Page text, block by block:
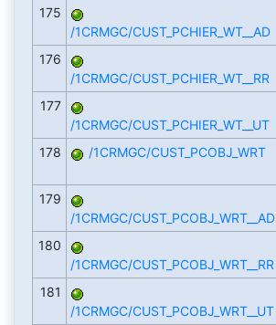
175
/1CRMGC/CUST_PCHIER_WT__AD
176
/1CRMGC/CUST_PCHIER_WT__RR
177
/1CRMGC/CUST_PCHIER_WT__UT
178
/1CRMGC/CUST_PCOBJ_WRT
179
/1CRMGC/CUST_PCOBJ_WRT__AD
180
/1CRMGC/CUST_PCOBJ_WRT__RR
181
/1CRMGC/CUST_PCOBJ_WRT__UT